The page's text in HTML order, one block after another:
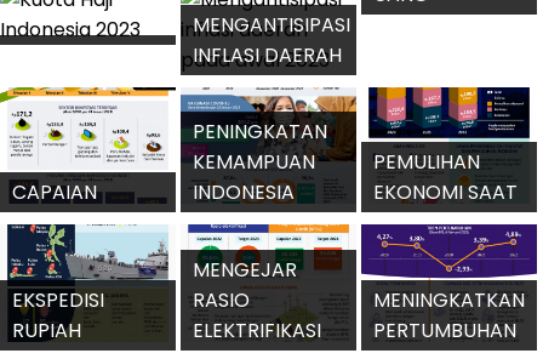
TKDN UNTUK
KEMAJUAN
PERTUMBUHAN
EKONOMI
INDONESIA
PENANGANAN
HASIL UJI JALAN
BIODIESEL B40
OPERASI LILIN
UNTUK
PENGAMANAN
NATAL DAN
TAHUN BARU
CATATAN
PERLINDUNGAN
KONSUMEN
2022
KIAT BIJAK
MENYIKAPI
TAWARAN
DISKON AKHIR
TAHUN
SURPLUS
DAGANG PADA
2023